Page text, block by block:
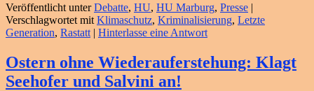
Veröffentlicht unter Debatte, HU, HU Marburg, Presse |
Verschlagwortet mit Klimaschutz, Kriminalisierung, Letzte
Generation, Rastatt | Hinterlasse eine Antwort
Ostern ohne Wiederauferstehung: Klagt
Seehofer und Salvini an!